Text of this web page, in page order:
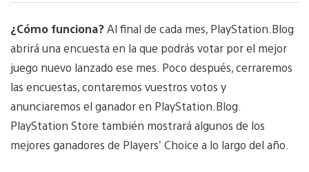
¿Cómo funciona?Al final de cada mes, PlayStation.Blog
abrirá una encuesta en la que podrás votar por el mejor
juego nuevo lanzado ese mes. Poco después, cerraremos
las encuestas, contaremos vuestros votos y
anunciaremos el ganador en PlayStation.Blog.
PlayStation Store también mostrará algunos de los
mejores ganadores de Players’ Choice a lo largo del año.